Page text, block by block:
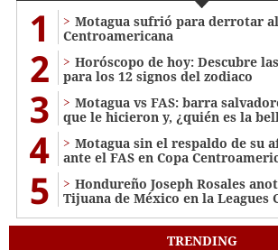
1
Motagua sufrió para derrotar al
Centroamericana
2
Horóscopo de hoy: Descubre
para los 12 signos del zodiaco
3
Motagua vs FAS: barra
que le hicieron y, ¿quién es la
4
Motagua sin el respaldo de su
ante el FAS en Copa
5
Hondureño Joseph Rosales
Tijuana de México en la Leagues
TRENDING